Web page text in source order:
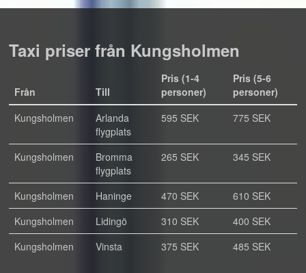
Taxi priser från Kungsholmen
Från Till
Pris (1-4
personer)
Pris (5-6
personer)
Kungsholmen
Arlanda
flygplats
595 SEK 775 SEK
Kungsholmen
Bromma
flygplats
265 SEK 345 SEK
Kungsholmen Haninge 470 SEK
610 SEK
Kungsholmen
Lidingö 310 SEK
400 SEK
Kungsholmen
Vinsta 375 SEK 485 SEK